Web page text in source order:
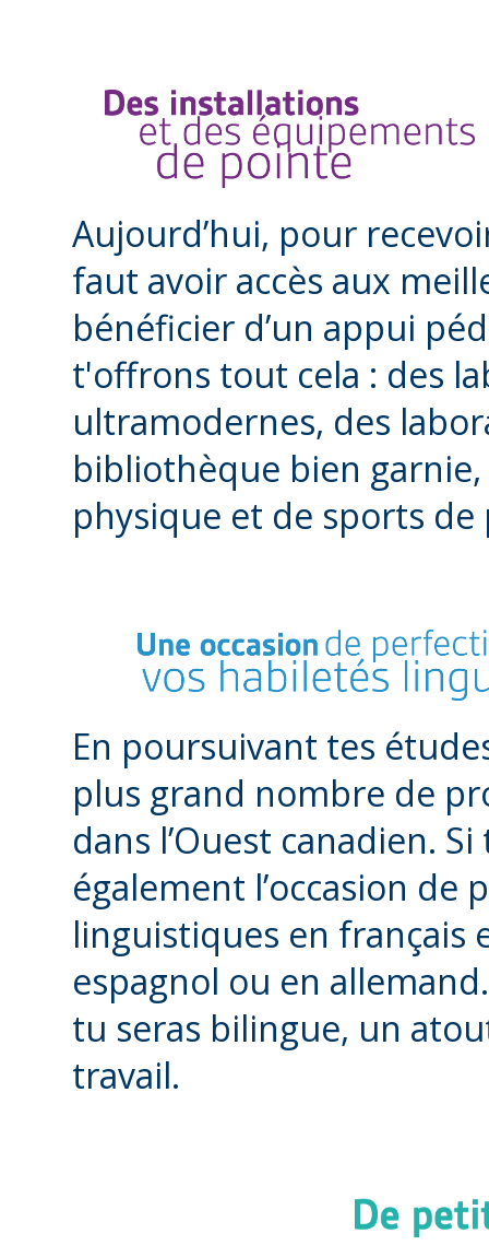
Aujourd’hui, pour
faut avoir accès aux
bénéficier d’un appui
t'offrons tout cela : des
ultramodernes, des
bibliothèque bien
physique et de sports
En poursuivant tes
plus grand nombre de
dans l’Ouest canadien.
également l’occasion
linguistiques en français
espagnol ou en
tu seras bilingue, un
travail.